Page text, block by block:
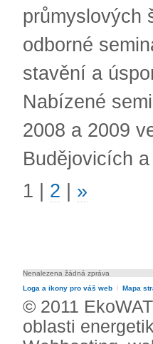
průmyslových
odborné
stavění a
Nabízené
2008 a 2009
Budějovicích
1
2 »
Nenalezena žádná zpráva
Loga a ikony pro váš web
Mapa
© 2011
oblasti